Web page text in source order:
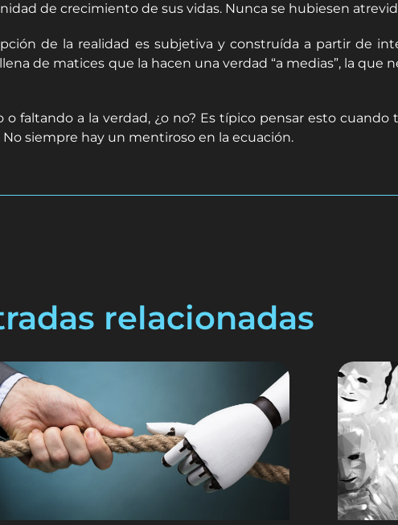
de crecimiento de sus vidas. Nunca se hubiesen
de la realidad es subjetiva y construída a partir de
de matices que la hacen una verdad “a medias”, la
faltando a la verdad, ¿o no? Es típico pensar esto
siempre hay un mentiroso en la ecuación.
relacionadas